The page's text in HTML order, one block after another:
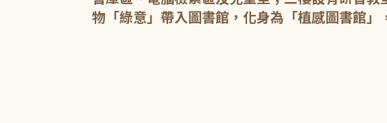
物「綠意」帶入圖書館，化身為「植感圖書館